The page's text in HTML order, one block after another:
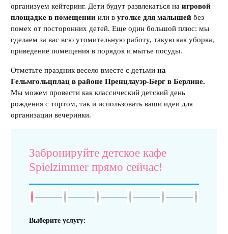
организуем кейтеринг. Дети будут развлекаться на игровой
площадке в помещении или в уголке для малышей без
помех от посторонних детей. Еще один большой плюс: мы
сделаем за вас всю утомительную работу, такую ​​как уборка,
приведение помещения в порядок и мытье посуды.
Отметьте праздник весело вместе с детьмина
Гельмгольцплац в районе Пренцлауэр-Берг в Берлине.
Мы можем провести как классический детский день
рождения с тортом, так и использовать ваши идеи для
организации вечеринки.
Забронируйте детское кафе
Spielzimmer прямо сейчас!
Выберите услугу: